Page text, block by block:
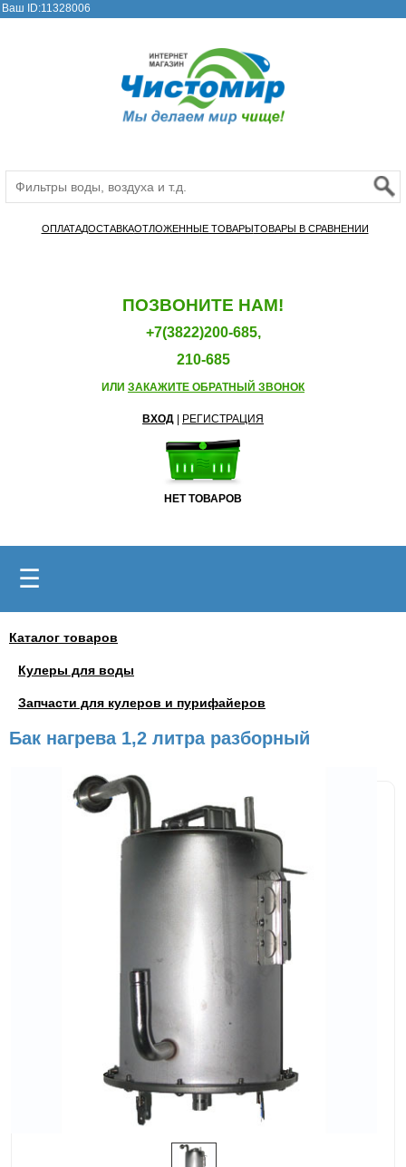
Ваш ID:11328006
ОПЛАТАДОСТАВКАОТЛОЖЕННЫЕ ТОВАРЫТОВАРЫ В СРАВНЕНИИ
ПОЗВОНИТЕ НАМ!
+7(3822)200-685,
210-685
ИЛИ ЗАКАЖИТЕ ОБРАТНЫЙ ЗВОНОК
ВХОД РЕГИСТРАЦИЯ
НЕТ ТОВАРОВ
☰
Каталог товаров
Кулеры для воды
Запчасти для кулеров и пурифайеров
Бак нагрева 1,2 литра разборный